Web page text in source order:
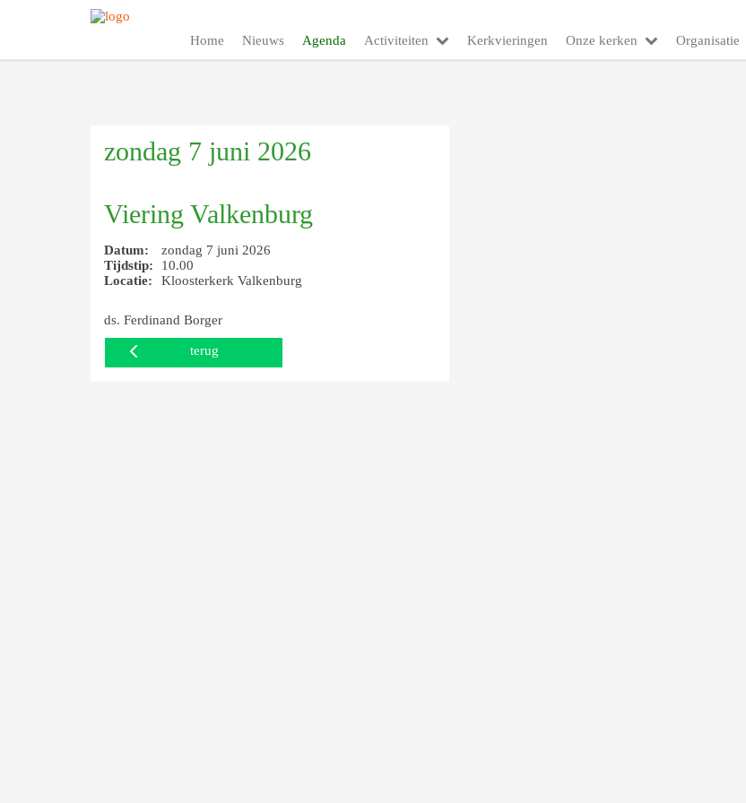
Home Nieuws Agenda Activiteiten Kerkvieringen Onze kerken Organisatie
zondag 7 juni 2026
Viering Valkenburg
Datum:
zondag 7 juni 2026
Tijdstip:
10.00
Locatie:
Kloosterkerk Valkenburg
ds. Ferdinand Borger
terug